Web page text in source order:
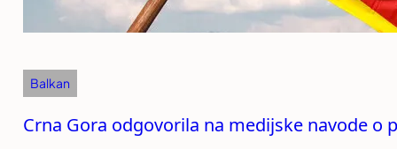
Balkan
Crna Gora odgovorila na medijske navode o